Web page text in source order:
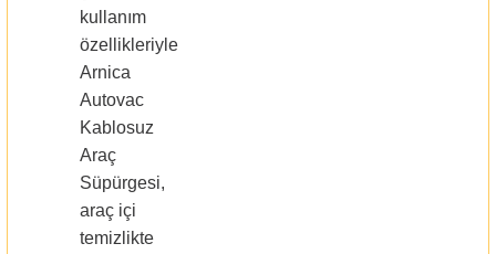
kullanım
özellikleriyle
Arnica
Autovac
Kablosuz
Araç
Süpürgesi,
araç içi
temizlikte